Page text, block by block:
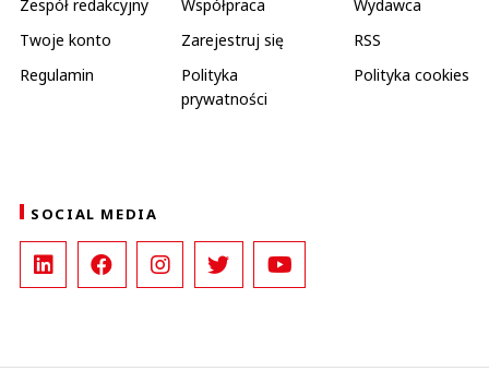
Zespół redakcyjny Współpraca
Wydawca
Twoje konto
Zarejestruj się
RSS
Regulamin
Polityka
prywatności
Polityka cookies
SOCIAL MEDIA